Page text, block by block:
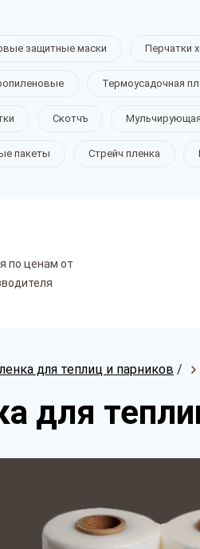
защитные маски Перчатки
Термоусадочная
Скотчъ
пакеты Стрейч пленка
по ценам от
для теплиц и парников /
для